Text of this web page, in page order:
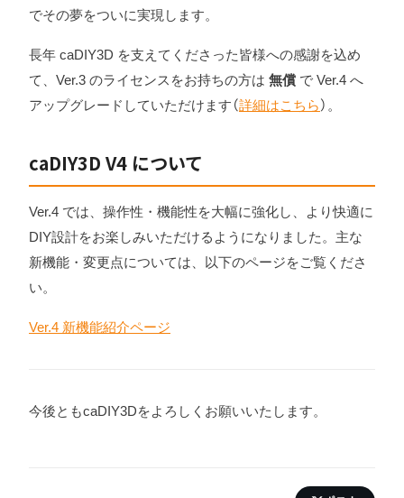
でその夢をついに実現します。
長年 caDIY3D を支えてくださった皆様への感謝を込め
て、Ver.3 のライセンスをお持ちの方は 無償 で Ver.4 へ
アップグレードしていただけます（詳細はこちら）。
caDIY3D V4 について
Ver.4 では、操作性・機能性を大幅に強化し、より快適に
DIY設計をお楽しみいただけるようになりました。主な
新機能・変更点については、以下のページをご覧くださ
い。
Ver.4 新機能紹介ページ
今後ともcaDIY3Dをよろしくお願いいたします。